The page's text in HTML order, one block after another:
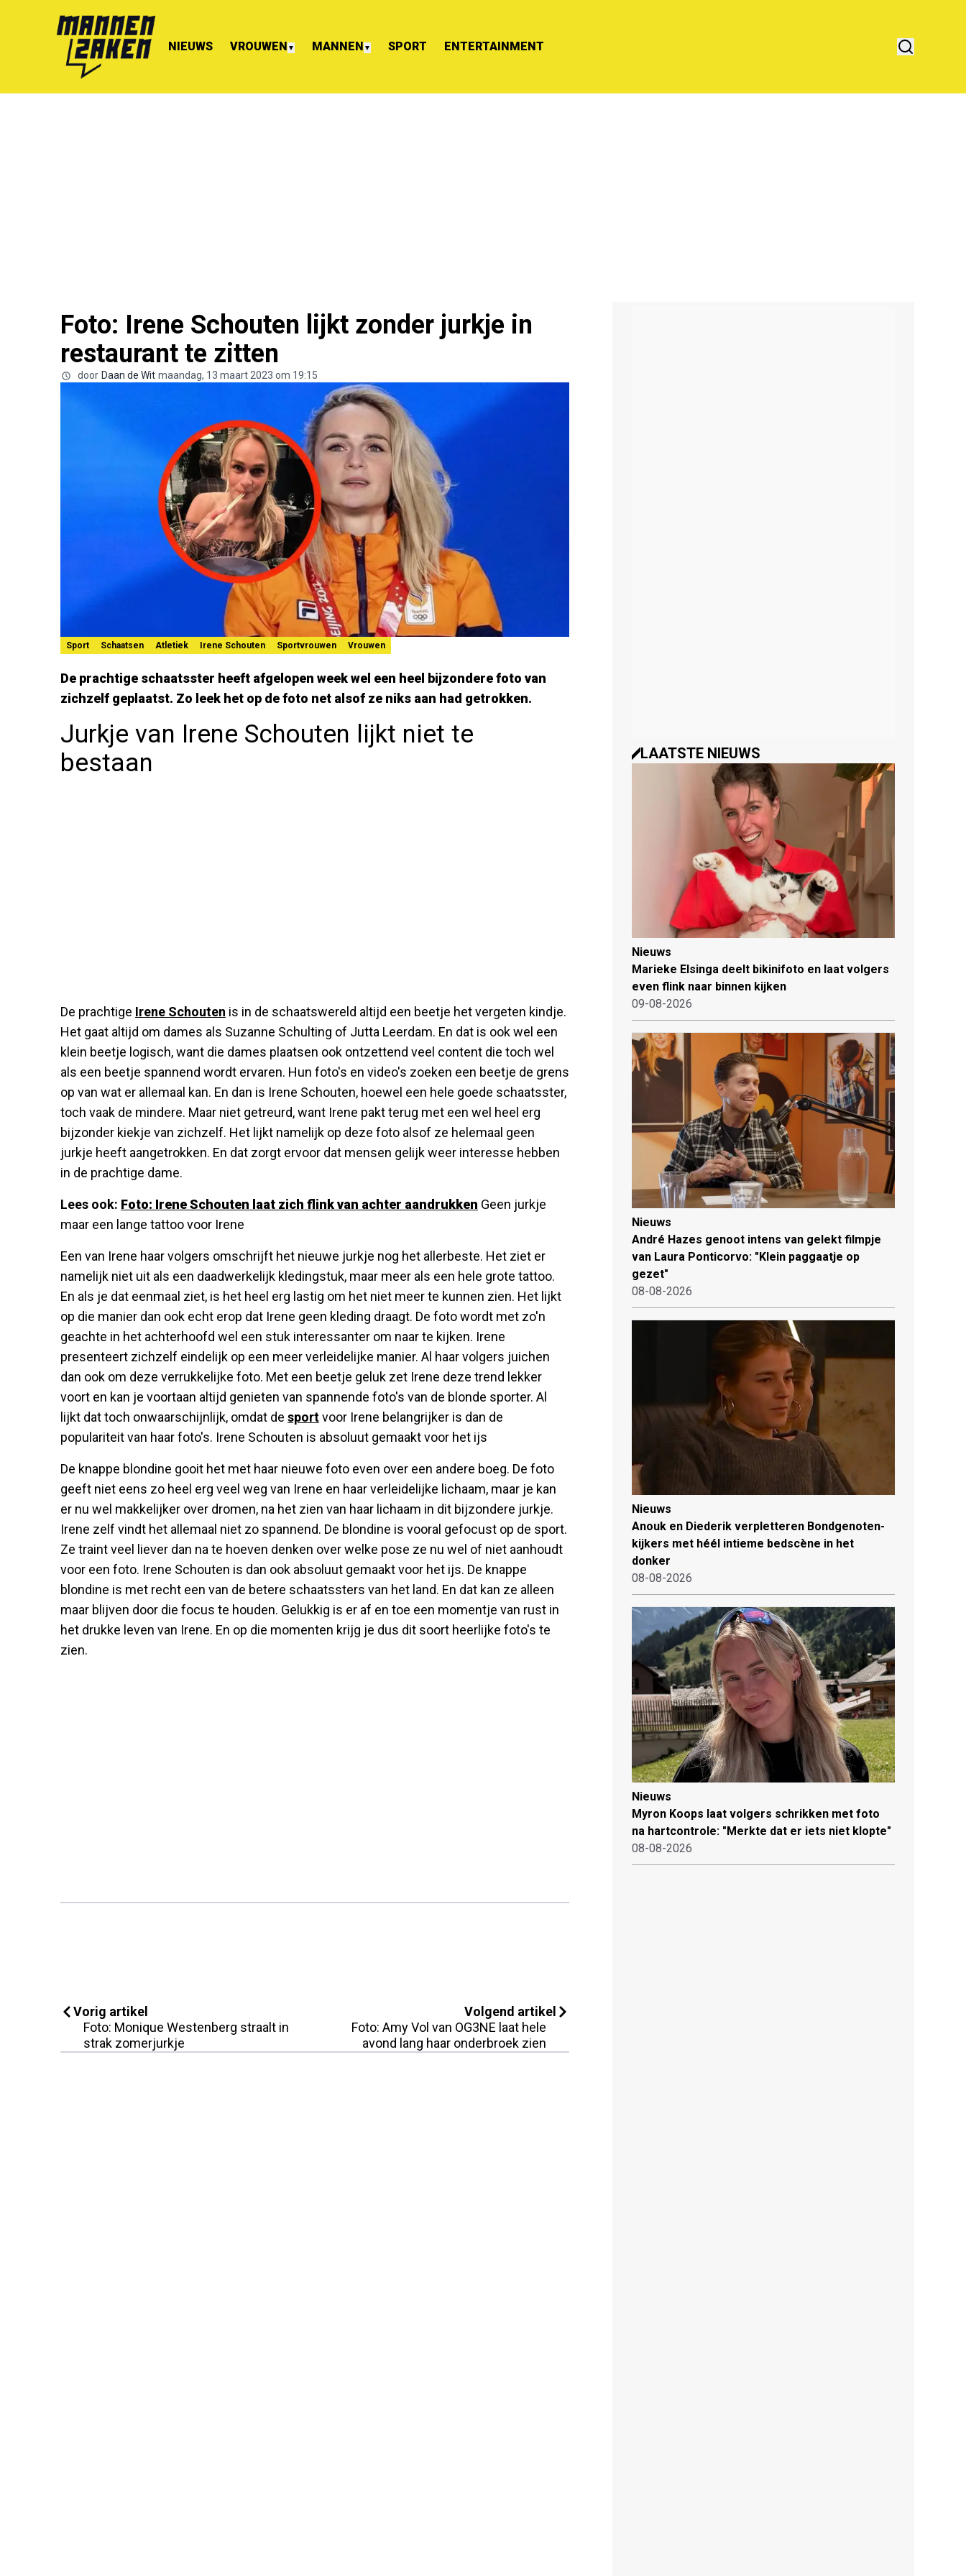
NIEUWS VROUWEN ▼ MANNEN ▼ SPORT ENTERTAINMENT
Foto: Irene Schouten lijkt zonder jurkje in
restaurant te zitten
door Daan de Wit maandag, 13 maart 2023 om 19:15
Sport Schaatsen Atletiek Irene Schouten Sportvrouwen Vrouwen
De prachtige schaatsster heeft afgelopen week wel een heel bijzondere foto van
zichzelf geplaatst. Zo leek het op de foto net alsof ze niks aan had getrokken.
Jurkje van Irene Schouten lijkt niet te
bestaan
De prachtige Irene Schouten is in de schaatswereld altijd een beetje het vergeten kindje.
Het gaat altijd om dames als Suzanne Schulting of Jutta Leerdam. En dat is ook wel een
klein beetje logisch, want die dames plaatsen ook ontzettend veel content die toch wel
als een beetje spannend wordt ervaren. Hun foto's en video's zoeken een beetje de grens
op van wat er allemaal kan. En dan is Irene Schouten, hoewel een hele goede schaatsster,
toch vaak de mindere. Maar niet getreurd, want Irene pakt terug met een wel heel erg
bijzonder kiekje van zichzelf. Het lijkt namelijk op deze foto alsof ze helemaal geen
jurkje heeft aangetrokken. En dat zorgt ervoor dat mensen gelijk weer interesse hebben
in de prachtige dame.
Lees ook: Foto: Irene Schouten laat zich flink van achter aandrukken Geen jurkje
maar een lange tattoo voor Irene
Een van Irene haar volgers omschrijft het nieuwe jurkje nog het allerbeste. Het ziet er
namelijk niet uit als een daadwerkelijk kledingstuk, maar meer als een hele grote tattoo.
En als je dat eenmaal ziet, is het heel erg lastig om het niet meer te kunnen zien. Het lijkt
op die manier dan ook echt erop dat Irene geen kleding draagt. De foto wordt met zo'n
geachte in het achterhoofd wel een stuk interessanter om naar te kijken. Irene
presenteert zichzelf eindelijk op een meer verleidelijke manier. Al haar volgers juichen
dan ook om deze verrukkelijke foto. Met een beetje geluk zet Irene deze trend lekker
voort en kan je voortaan altijd genieten van spannende foto's van de blonde sporter. Al
lijkt dat toch onwaarschijnlijk, omdat de sportvoor Irene belangrijker is dan de
populariteit van haar foto's. Irene Schouten is absoluut gemaakt voor het ijs
De knappe blondine gooit het met haar nieuwe foto even over een andere boeg. De foto
geeft niet eens zo heel erg veel weg van Irene en haar verleidelijke lichaam, maar je kan
er nu wel makkelijker over dromen, na het zien van haar lichaam in dit bijzondere jurkje.
Irene zelf vindt het allemaal niet zo spannend. De blondine is vooral gefocust op de sport.
Ze traint veel liever dan na te hoeven denken over welke pose ze nu wel of niet aanhoudt
voor een foto. Irene Schouten is dan ook absoluut gemaakt voor het ijs. De knappe
blondine is met recht een van de betere schaatssters van het land. En dat kan ze alleen
maar blijven door die focus te houden. Gelukkig is er af en toe een momentje van rust in
het drukke leven van Irene. En op die momenten krijg je dus dit soort heerlijke foto's te
zien.
Vorig artikel
Foto: Monique Westenberg straalt in
strak zomerjurkje
Volgend artikel
Foto: Amy Vol van OG3NE laat hele
avond lang haar onderbroek zien
LAATSTE NIEUWS
Nieuws
Marieke Elsinga deelt bikinifoto en laat volgers
even flink naar binnen kijken
09-08-2026
Nieuws
André Hazes genoot intens van gelekt filmpje
van Laura Ponticorvo: "Klein paggaatje op
gezet"
08-08-2026
Nieuws
Anouk en Diederik verpletteren Bondgenoten-
kijkers met héél intieme bedscène in het
donker
08-08-2026
Nieuws
Myron Koops laat volgers schrikken met foto
na hartcontrole: "Merkte dat er iets niet klopte"
08-08-2026